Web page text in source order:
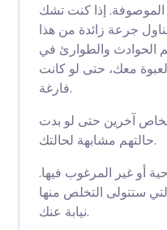
الموصوفة. إذا كنت تشك
جرعة زائدة من هذا
الحوادث والطوارئ في
معك، حتى لو كانت
فارغة.
آخرين حتى لو بدت
حالتهم مشابهة لحالتك.
أو غير المرغوب فيها.
ستتولى التخلص منها
نيابة عنك.